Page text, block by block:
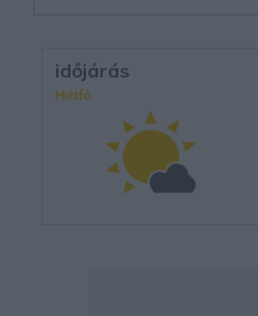
időjárás
Hétfő